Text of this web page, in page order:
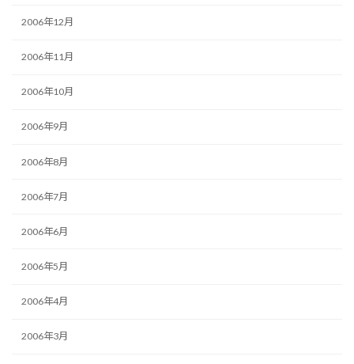
2006年12月
2006年11月
2006年10月
2006年9月
2006年8月
2006年7月
2006年6月
2006年5月
2006年4月
2006年3月